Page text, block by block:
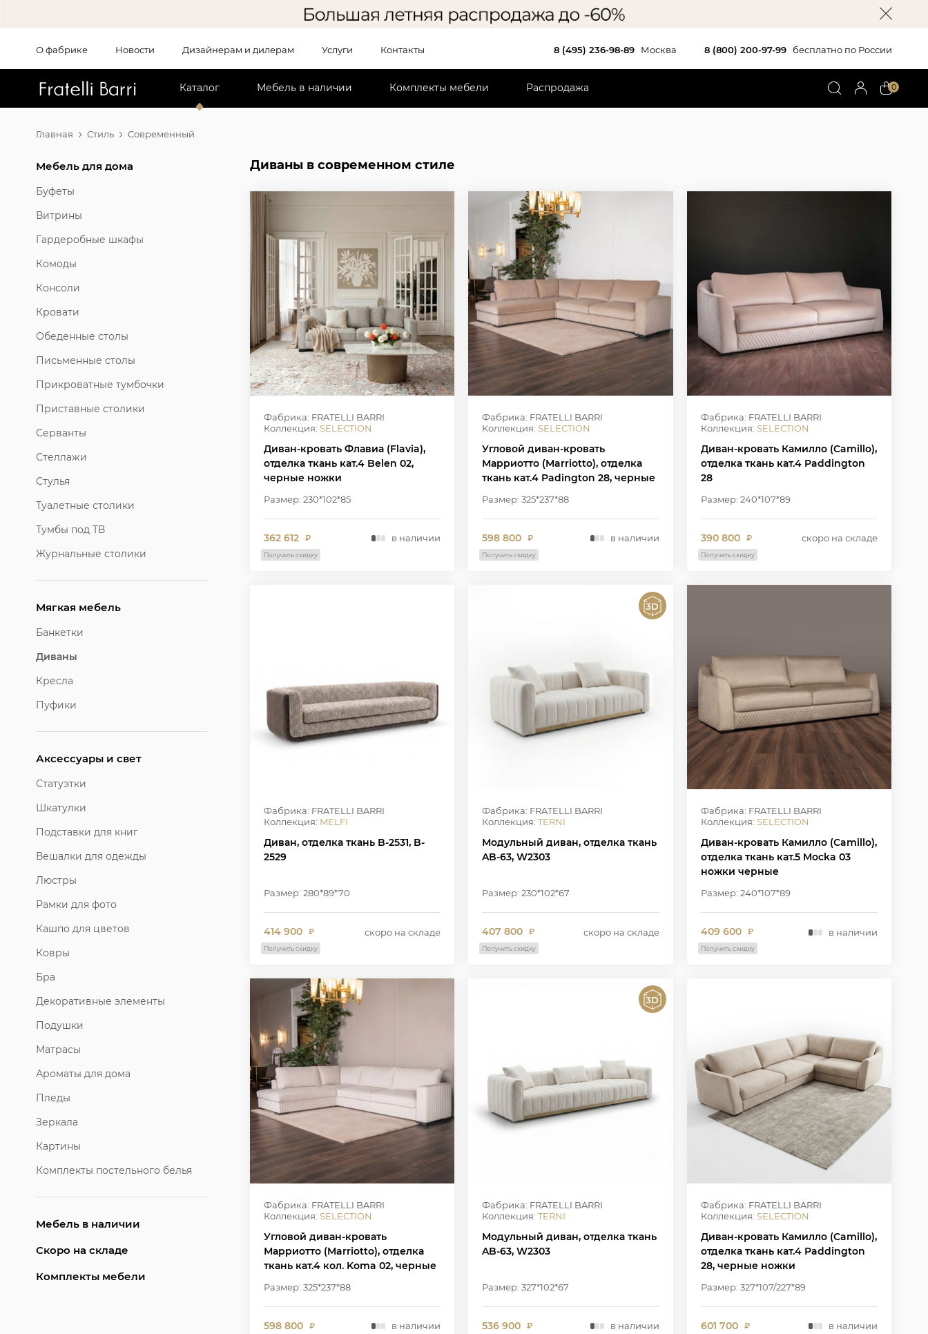
О фабрике Новости Дизайнерам и дилерам Услуги Контакты 8 (495) 236-98-89 Москва 8 (800) 200-97-99 бесплатно по России
Каталог Мебель в наличии Комплекты мебели Распродажа 0
Главная Стиль Современный
Мебель для дома
Буфеты
Витрины
Гардеробные шкафы
Комоды
Консоли
Кровати
Обеденные столы
Письменные столы
Прикроватные тумбочки
Приставные столики
Серванты
Стеллажи
Стулья
Туалетные столики
Тумбы под ТВ
Журнальные столики
Мягкая мебель
Банкетки
Диваны
Кресла
Пуфики
Аксессуары и свет
Статуэтки
Шкатулки
Подставки для книг
Вешалки для одежды
Люстры
Рамки для фото
Кашпо для цветов
Ковры
Бра
Декоративные элементы
Подушки
Матрасы
Ароматы для дома
Пледы
Зеркала
Картины
Комплекты постельного белья
Мебель в наличии
Скоро на складе
Комплекты мебели
Диваны в современном стиле
Фабрика: FRATELLI BARRI
Коллекция: SELECTION
Диван-кровать Флавиа (Flavia),
отделка ткань кат.4 Belen 02,
черные ножки
Размер: 230*102*85
362 612 ₽ в наличии
Получить скидку
Фабрика: FRATELLI BARRI
Коллекция:SELECTION
Угловой диван-кровать
Марриотто (Marriotto), отделка
ткань кат.4 Padington 28, черные
Размер: 325*237*88
598 800 ₽ в наличии
Получить скидку
Фабрика: FRATELLI BARRI
Коллекция: SELECTION
Диван-кровать Камилло (Camillo),
отделка ткань кат.4 Paddington
28
Размер: 240*107*89
390 800 ₽ скоро на складе
Получить скидку
Фабрика: FRATELLI BARRI
Коллекция: MELFI
Диван, отделка ткань B-2531, B-
2529
Размер: 280*89*70
414 900 ₽ скоро на складе
Получить скидку
Фабрика: FRATELLI BARRI
Коллекция:TERNI
Модульный диван, отделка ткань
AB-63, W2303
Размер: 230*102*67
407 800 ₽ скоро на складе
Получить скидку
Фабрика: FRATELLI BARRI
Коллекция: SELECTION
Диван-кровать Камилло (Camillo),
отделка ткань кат.5 Mocka 03
ножки черные
Размер: 240*107*89
409 600 ₽ в наличии
Получить скидку
Фабрика: FRATELLI BARRI
Коллекция: SELECTION
Угловой диван-кровать
Марриотто (Marriotto), отделка
ткань кат.4 кол. Koma 02, черные
Размер: 325*237*88
598 800 ₽ в наличии
Фабрика: FRATELLI BARRI
Коллекция:TERNI
Модульный диван, отделка ткань
AB-63, W2303
Размер: 327*102*67
536 900 ₽ в наличии
Фабрика: FRATELLI BARRI
Коллекция: SELECTION
Диван-кровать Камилло (Camillo),
отделка ткань кат.4 Paddington
28, черные ножки
Размер: 327*107/227*89
601 700 ₽ в наличии